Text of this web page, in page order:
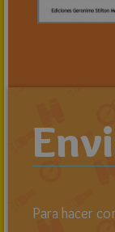
Para hacer